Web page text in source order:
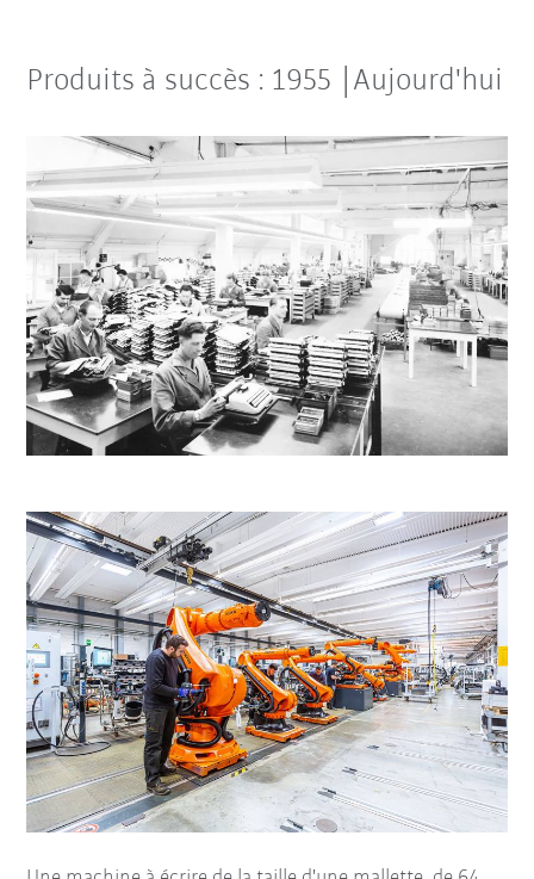
Produits à succès : 1955 |Aujourd'hui